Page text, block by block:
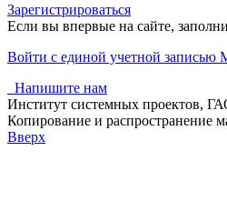
Зарегистрироваться
Если вы впервые на сайте,
Войти с единой учетной
Напишите нам
Институт системных проектов,
Копирование и распространение
Вверх